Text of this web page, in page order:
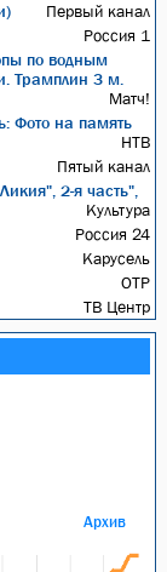
Первый канал
Россия 1
по водным
Трамплин 3 м.
Матч!
Фото на память
НТВ
Пятый канал
2-я часть",
Культура
Россия 24
Карусель
ОТР
ТВ Центр
Архив